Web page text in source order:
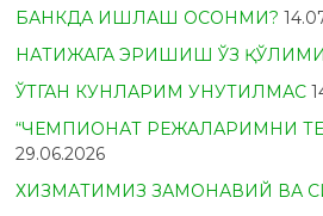
БАНКДА ИШЛАШ ОСОНМИ?
НАТИЖАГА ЭРИШИШ ЎЗ
ЎТГАН КУНЛАРИМ УНУТИЛМАС
“ЧЕМПИОНАТ РЕЖАЛАРИМНИ
29.06.2026
ХИЗМАТИМИЗ ЗАМОНАВИЙ ВА